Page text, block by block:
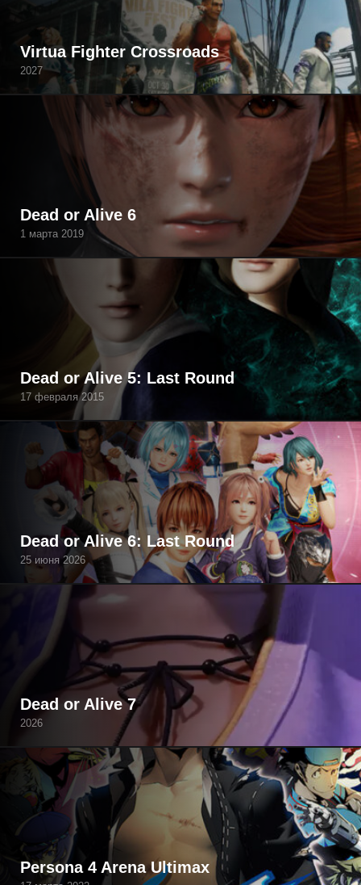
Virtua Fighter Crossroads
2027
Dead or Alive 6
1 марта 2019
Dead or Alive 5: Last Round
17 февраля 2015
Dead or Alive 6: Last Round
25 июня 2026
Dead or Alive 7
2026
Persona 4 Arena Ultimax